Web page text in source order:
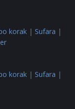
korak | Sufara |
korak | Sufara |